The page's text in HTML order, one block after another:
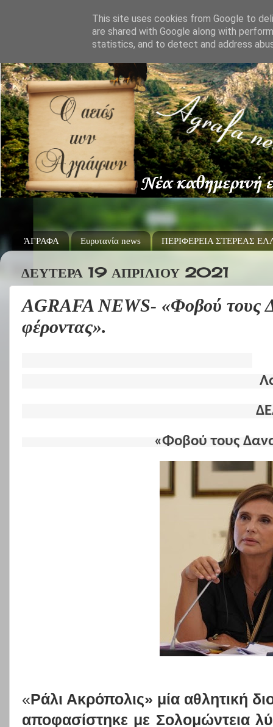
ΆΓΡΑΦΑ Ευρυτανία news ΠΕΡΙΦΕΡΕΙΑ ΣΤΕΡΕΑΣ
ΔΕΥΤΈΡΑ 19 ΑΠΡΙΛΊΟΥ 2021
AGRAFA NEWS- «Φοβού τους
φέροντας».
«Φοβού τους
«Ράλι Ακρόπολις» μία αθλητική
αποφασίστηκε με Σολομώντεια
This site uses cookies from Google to
are shared with Google along with
statistics, and to detect and address